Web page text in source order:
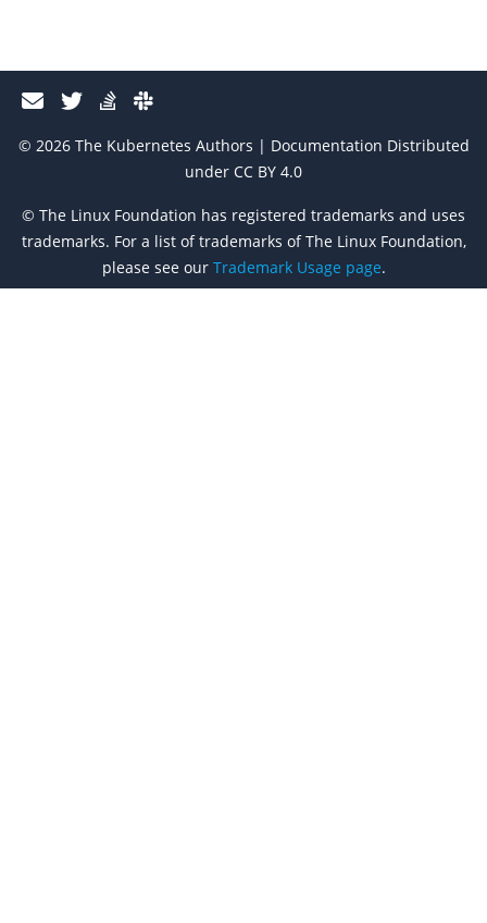
© 2026 The Kubernetes Authors | Documentation Distributed
under CC BY 4.0
© The Linux Foundation has registered trademarks and uses
trademarks. For a list of trademarks of The Linux Foundation,
please see our Trademark Usage page.